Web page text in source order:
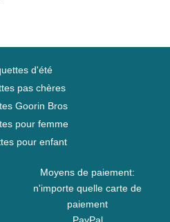
d'été
pas chères
Goorin Bros
pour femme
pour enfant
Moyens de paiement:
n'importe quelle carte de
paiement